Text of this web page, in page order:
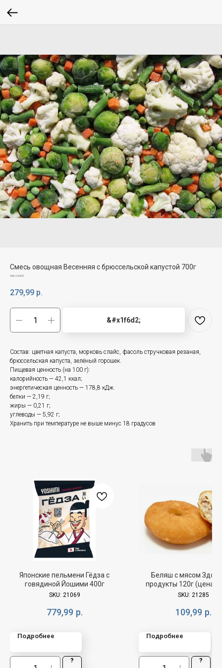
Смесь овощная Весенняя с брюссельской капустой 700г
SKU:20470
279,99 р.
&#x1f6d2;
Состав: цветная капуста, морковь слайс, фасоль стручковая резаная,
брюссельская капуста, зелёный горошек.
Пищевая ценность (на 100 г):
калорийность — 42,1 ккал;
энергетическая ценность — 178,8 кДж.
белки — 2,19 г;
жиры — 0,21 г;
углеводы — 5,92 г;
Хранить при температуре не выше минус 18 градусов
Японские пельмени Гёдза с
говядиной Йошими 400г
SKU: 21069
779,99 р.
Подробнее
?
Беляш с мясом
продукты 120г (цена
SKU: 21285
109,99 р.
Подробнее
?